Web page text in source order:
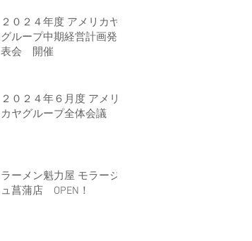
２０２４年度 アメリカヤ
グループ中期経営計画発
表会 開催
２０２４年６月度 アメリ
カヤグループ全体会議
ラーメン魁力屋 モラージ
ュ菖蒲店 OPEN！